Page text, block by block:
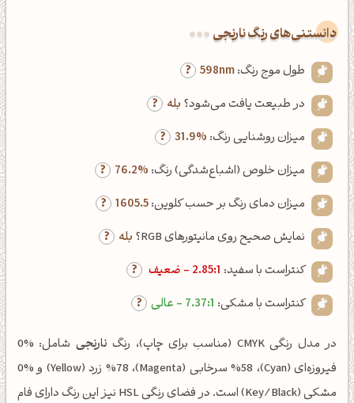
دانستنی‌های رنگ نارنجی
طول موج رنگ:598nm
در طبیعت یافت می‌شود؟ بله
میزان روشنایی رنگ: 31.9%
میزان خلوص (اشباع‌شدگی) رنگ: 76.2%
میزان دمای رنگ بر حسب کلوین:1605.5
نمایش صحیح روی مانیتورهای RGB؟
بله
کنتراست با سفید: 2.85:1 - ضعیف
کنتراست با مشکی: 7.37:1 - عالی
در مدل رنگی CMYK (مناسب برای چاپ)، رنگ نارنجی
شامل: %0
فیروزه‌ای (Cyan)، %58 سرخابی (Magenta)، %78 زرد (Yellow) و %0
مشکی (Key/Black) است. در فضای رنگی HSL نیز این رنگ دارای فام